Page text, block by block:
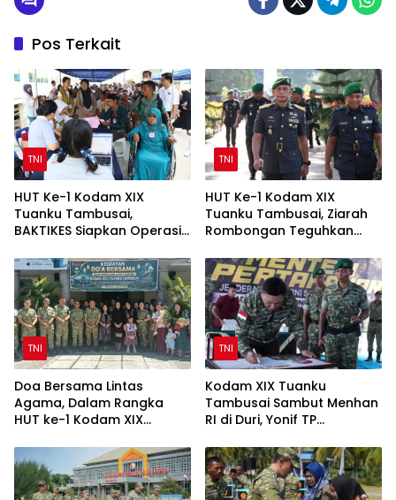
Pos Terkait
TNI
HUT Ke-1 Kodam XIX
Tuanku Tambusai,
BAKTIKES Siapkan Operasi
TNI
HUT Ke-1 Kodam XIX
Tuanku Tambusai, Ziarah
Rombongan Teguhkan
kepada Negeri
TNI
Doa Bersama Lintas
Agama, Dalam Rangka
HUT ke-1 Kodam XIX
Teguhkan Semangat
Manunggal Bersama
Rakyat
TNI
Kodam XIX Tuanku
Tambusai Sambut Menhan
RI di Duri, Yonif TP
Fokus Peninjauan